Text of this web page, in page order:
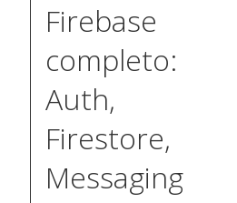
Firebase
completo:
Auth,
Firestore,
Messaging